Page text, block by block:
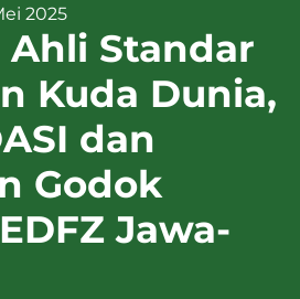
2025
Ahli Standar
Kuda Dunia,
dan
Godok
Jawa-